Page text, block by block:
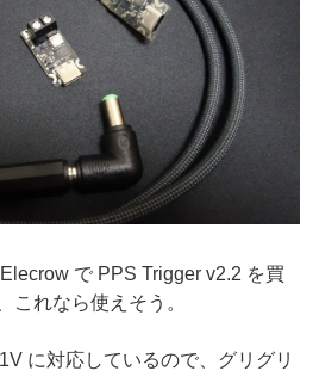
で PPS Trigger v2.2 を買
これなら使えそう。
に対応しているので、グリグリ